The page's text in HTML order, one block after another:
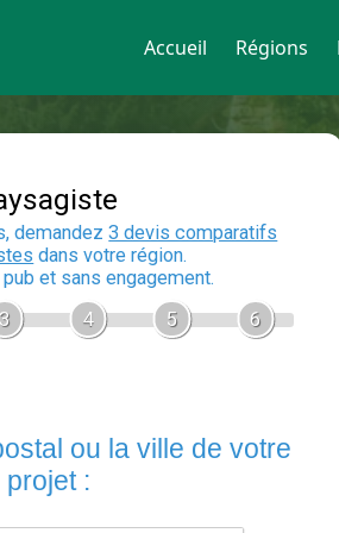
Accueil Régions
Devis
En 5 minutes,
auxpaysagistesdans
Gratuit, sans pub et